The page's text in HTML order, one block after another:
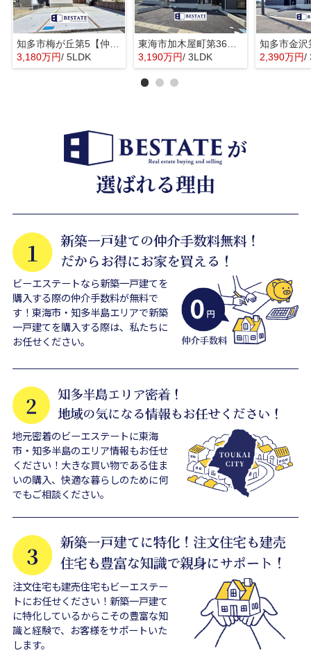
3,180万円/ 5LDK
3,190万円/ 3LDK 2,390万円/
ビーエステートなら新築一戸建てを
購入する際の仲介手数料が無料で
す！東海市・知多半島エリアで新築
一戸建てを購入する際は、私たちに
お任せください。
地元密着のビーエステートに東海
市・知多半島のエリア情報もお任せ
ください！大きな買い物である住ま
いの購入、快適な暮らしのために何
でもご相談ください。
注文住宅も建売住宅もビーエステー
トにお任せください！新築一戸建て
に特化しているからこその豊富な知
識と経験で、お客様をサポートいた
します。